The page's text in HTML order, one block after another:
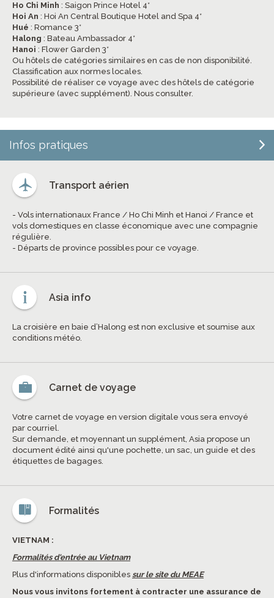
Ho Chi Minh : Saigon Prince Hotel 4*
Hoi An : Hoi An Central Boutique Hotel and Spa 4*
Hué : Romance 3*
Halong : Bateau Ambassador 4*
Hanoi : Flower Garden 3*
Ou hôtels de catégories similaires en cas de non disponibilité.
Classification aux normes locales.
Possibilité de réaliser ce voyage avec des hôtels de catégorie
supérieure (avec supplément). Nous consulter.
Infos pratiques
Transport aérien
- Vols internationaux France / Ho Chi Minh et Hanoi / France et
vols domestiques en classe économique avec une compagnie
régulière.
- Départs de province possibles pour ce voyage.
Asia info
La croisière en baie d’Halong est non exclusive et soumise aux
conditions météo.
Carnet de voyage
Votre carnet de voyage en version digitale vous sera envoyé
par courriel.
Sur demande, et moyennant un supplément, Asia propose un
document édité ainsi qu'une pochette, un sac, un guide et des
étiquettes de bagages.
Formalités
VIETNAM :
Formalités d'entrée au Vietnam
Plus d'informations disponibles sur le site du MEAE
Nous vous invitons fortement à contracter une assurance de